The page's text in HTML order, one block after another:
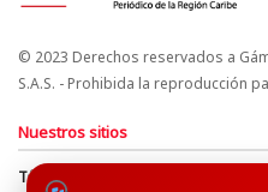
© 2023 Derechos reservados a
S.A.S. - Prohibida la reproducción
Nuestros sitios
Términos y Condiciones